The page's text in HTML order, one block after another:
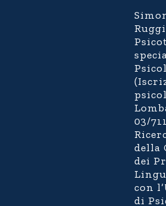
Ruggi
03/
della
dei
con
di